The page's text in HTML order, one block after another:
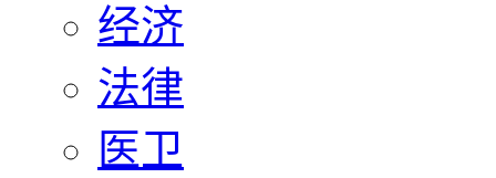
经济
法律
医卫